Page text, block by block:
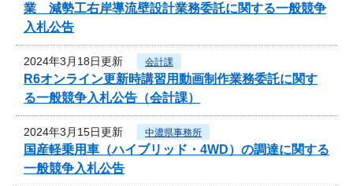
業 減勢工右岸導流壁設計業務委託に関する一般競争
入札公告
2024年3月18日更新 会計課
R6オンライン更新時講習用動画制作業務委託に関す
る一般競争入札公告（会計課）
2024年3月15日更新 中濃県事務所
国産軽乗用車（ハイブリッド・4WD）の調達に関する
一般競争入札公告